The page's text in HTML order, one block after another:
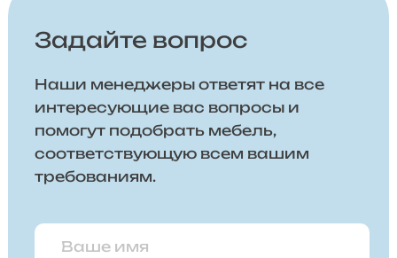
Задайте вопрос
Наши менеджеры ответят на все
интересующие вас вопросы и
помогут подобрать мебель,
соответствующую всем вашим
требованиям.